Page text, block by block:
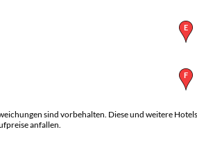
sind vorbehalten. Diese und weitere
anfallen.